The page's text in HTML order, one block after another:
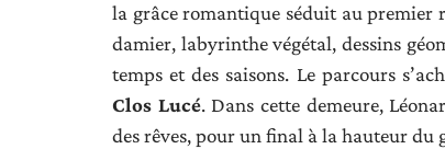
la grâce romantique séduit au premier
damier, labyrinthe végétal, dessins
temps et des saisons. Le parcours
Clos Lucé. Dans cette demeure,
des rêves, pour un final à la hauteur du